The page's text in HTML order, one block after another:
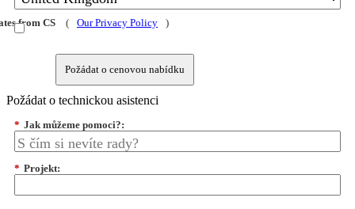
from CS ( Our Privacy Policy )
Požádat o cenovou nabídku
Požádat o technickou asistenci
* Jak můžeme pomoci?:
* Projekt: